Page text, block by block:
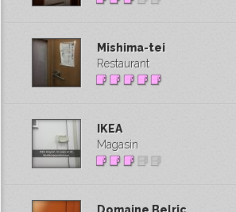
Mishima-tei
Restaurant
IKEA
Magasin